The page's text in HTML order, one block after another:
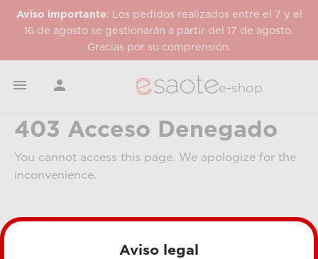
Aviso importante: Los pedidos realizados entre el 7 y el
16 de agosto se gestionarán a partir del 17 de agosto.
Gracias por su comprensión.
  e-shop
403 Acceso Denegado
You cannot access this page. We apologize for the
inconvenience.
Aviso legal